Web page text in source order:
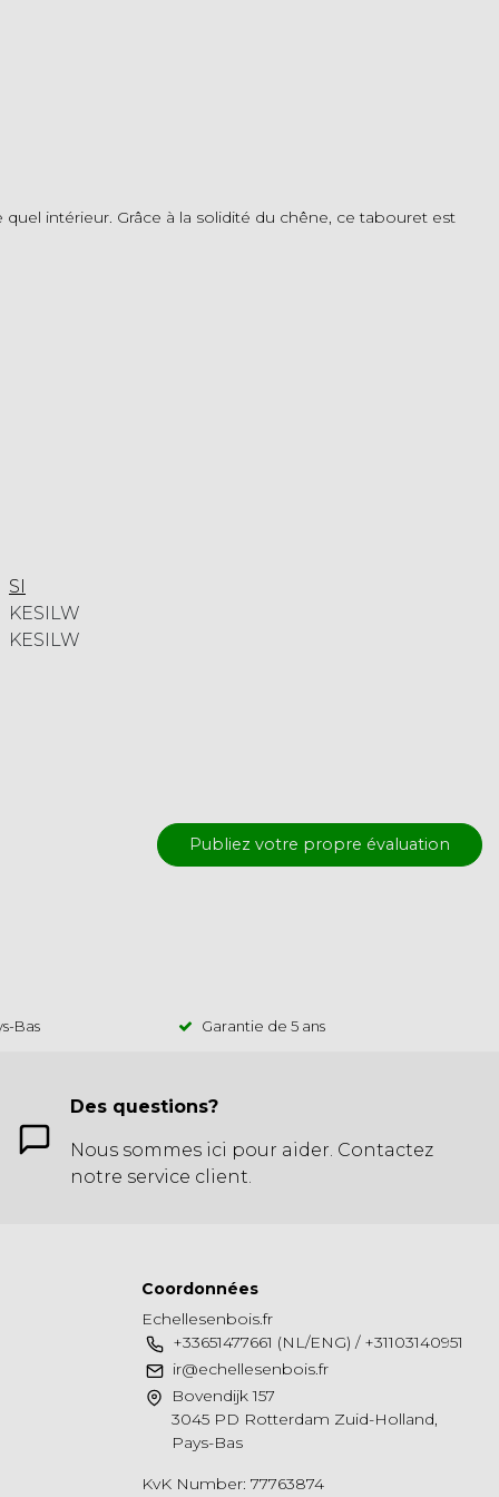
intérieur. Grâce à la solidité du chêne, ce tabouret est
SI
KESILW
KESILW
Publiez votre propre évaluation
Bas Garantie de 5 ans
Des questions?
Nous sommes ici pour aider. Contactez
notre service client.
Coordonnées
Echellesenbois.fr
+33651477661 (NL/ENG) / +31103140951
ir@echellesenbois.fr
Bovendijk 157
3045 PD Rotterdam Zuid-Holland,
Pays-Bas
KvK Number: 77763874